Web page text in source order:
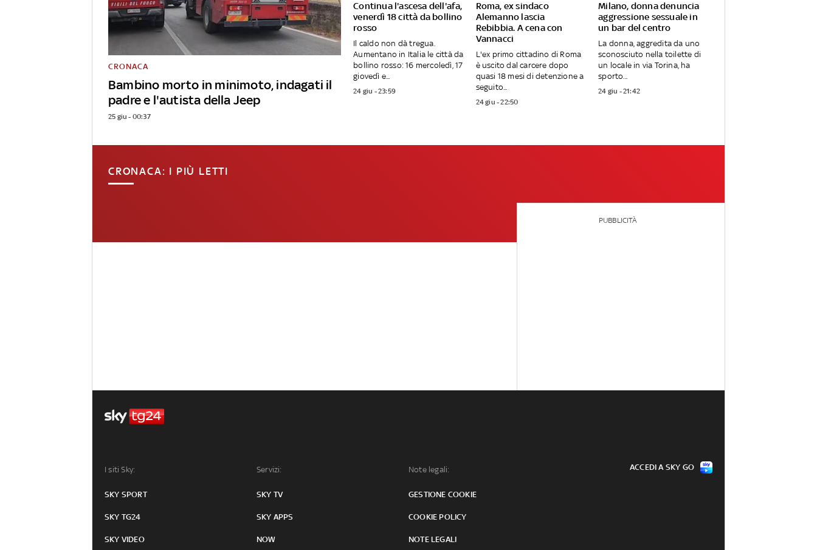
Bambino morto in minimoto, indagati il
padre e l'autista della Jeep
CRONACA
25 giu - 00:37
Continua l'ascesa dell'afa,
venerdì 18 città da bollino
rosso
Il caldo non dà tregua.
Aumentano in Italia le città da
bollino rosso: 16 mercoledì, 17
giovedì e...
24 giu - 23:59
Roma, ex sindaco
Alemanno lascia
Rebibbia. A cena con
Vannacci
L'ex primo cittadino di Roma
è uscito dal carcere dopo
quasi 18 mesi di detenzione a
seguito...
24 giu - 22:50
Milano, donna denuncia
aggressione sessuale in
un bar del centro
La donna, aggredita da uno
sconosciuto nella toilette di
un locale in via Torina, ha
sporto...
24 giu - 21:42
CRONACA: I PIÙ LETTI
PUBBLICITÀ
I siti Sky:
SKY SPORT
SKY TG24
SKY VIDEO
Servizi:
SKY TV
SKY APPS
NOW
Note legali:
GESTIONE COOKIE
COOKIE POLICY
NOTE LEGALI
ACCEDI A SKY GO